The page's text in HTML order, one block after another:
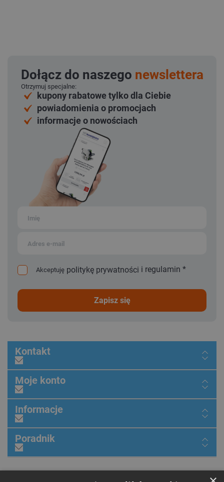
Dołącz do naszego newslettera
Otrzymuj specjalne:
kupony rabatowe tylko dla Ciebie
powiadomienia o promocjach
informacje o nowościach
Akceptuję politykę prywatności i regulamin *
zapisz się
Kontakt
Moje konto
Informacje
Poradnik